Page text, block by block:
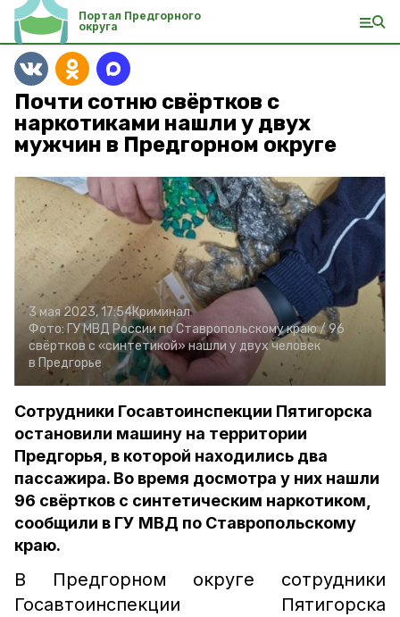
Портал Предгорного
округа
Почти сотню свёртков с
наркотиками нашли у двух
мужчин в Предгорном округе
3 мая 2023, 17:54Криминал
Фото: ГУ МВД России по Ставропольскому краю / 96
свёртков с «синтетикой» нашли у двух человек
в Предгорье
Сотрудники Госавтоинспекции Пятигорска
остановили машину на территории
Предгорья, в которой находились два
пассажира. Во время досмотра у них нашли
96 свёртков с синтетическим наркотиком,
сообщили в ГУ МВД по Ставропольскому
краю.
В Предгорном округе сотрудники
Госавтоинспекции Пятигорска